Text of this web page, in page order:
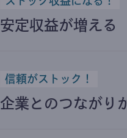
安定収益が増える
信頼がストック！
企業とのつながり